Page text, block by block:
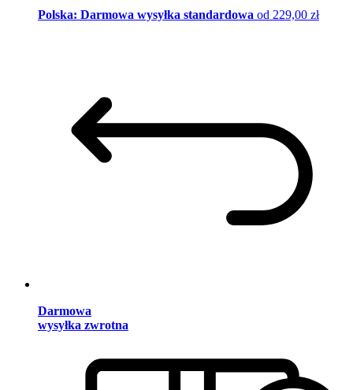
Polska: Darmowa wysyłka standardowa od 229,00 zł
Darmowa
wysyłka zwrotna